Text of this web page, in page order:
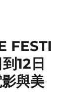
FESTI
12日
與美